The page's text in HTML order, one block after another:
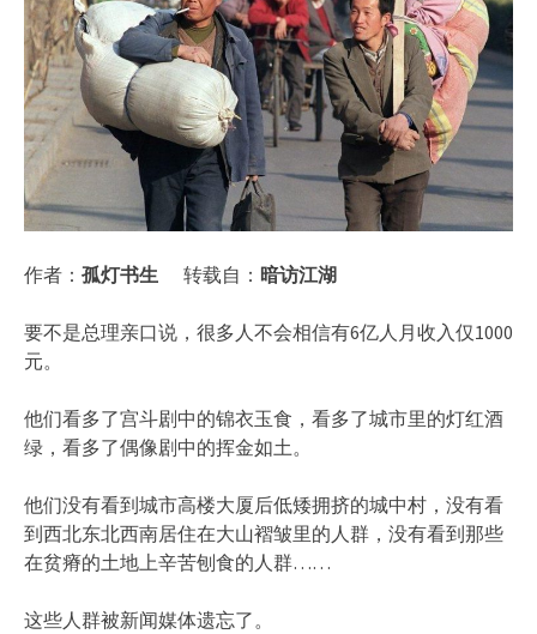
作者： 孤灯书生 转载自： 暗访江湖
要不是总理亲口说，很多人不会相信有6亿人月收入仅1000
元。
他们看多了宫斗剧中的锦衣玉食，看多了城市里的灯红酒
绿，看多了偶像剧中的挥金如土。
他们没有看到城市高楼大厦后低矮拥挤的城中村，没有看
到西北东北西南居住在大山褶皱里的人群，没有看到那些
在贫瘠的土地上辛苦刨食的人群……
这些人群被新闻媒体遗忘了。